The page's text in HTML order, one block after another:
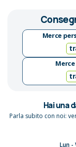
Merce
Hai una
Parla subito con noi:
Lun -